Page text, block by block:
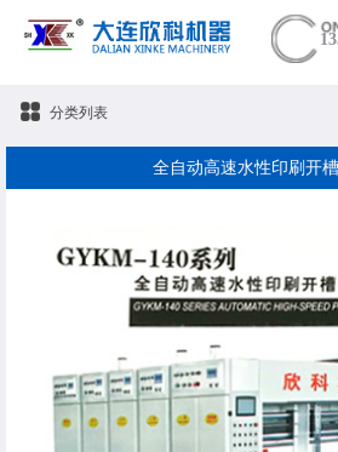
分类列表
全自动高速水性印刷开